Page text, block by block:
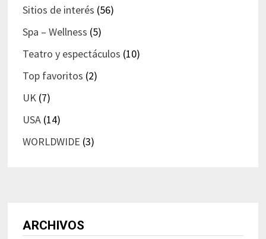
Sitios de interés (56)
Spa – Wellness (5)
Teatro y espectáculos (10)
Top favoritos (2)
UK(7)
USA(14)
WORLDWIDE (3)
ARCHIVOS